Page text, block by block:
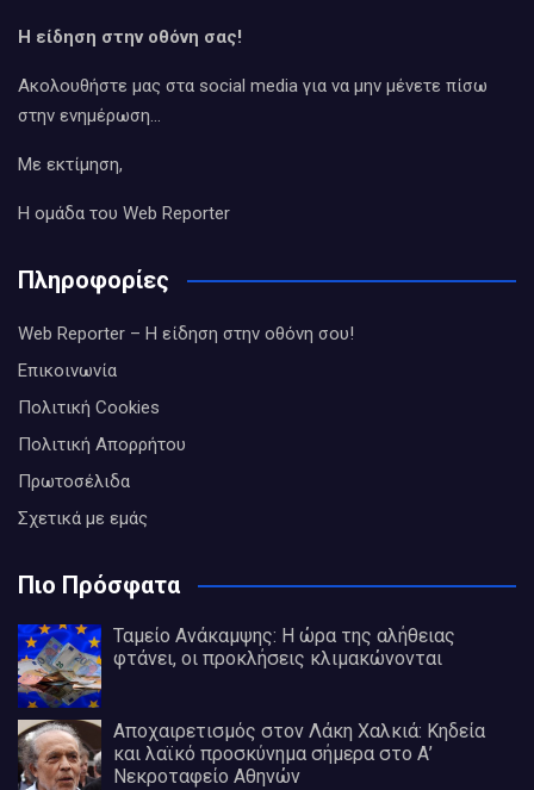
Η είδηση στην οθόνη σας!
Ακολουθήστε μας στα social media για να μην μένετε πίσω
στην ενημέρωση…
Με εκτίμηση,
Η ομάδα του Web Reporter
Πληροφορίες
Web Reporter – Η είδηση στην οθόνη σου!
Επικοινωνία
Πολιτική Cookies
Πολιτική Απορρήτου
Πρωτοσέλιδα
Σχετικά με εμάς
Πιο Πρόσφατα
Ταμείο Ανάκαμψης: Η ώρα της αλήθειας
φτάνει, οι προκλήσεις κλιμακώνονται
Αποχαιρετισμός στον Λάκη Χαλκιά: Κηδεία
και λαϊκό προσκύνημα σήμερα στο Α’
Νεκροταφείο Αθηνών